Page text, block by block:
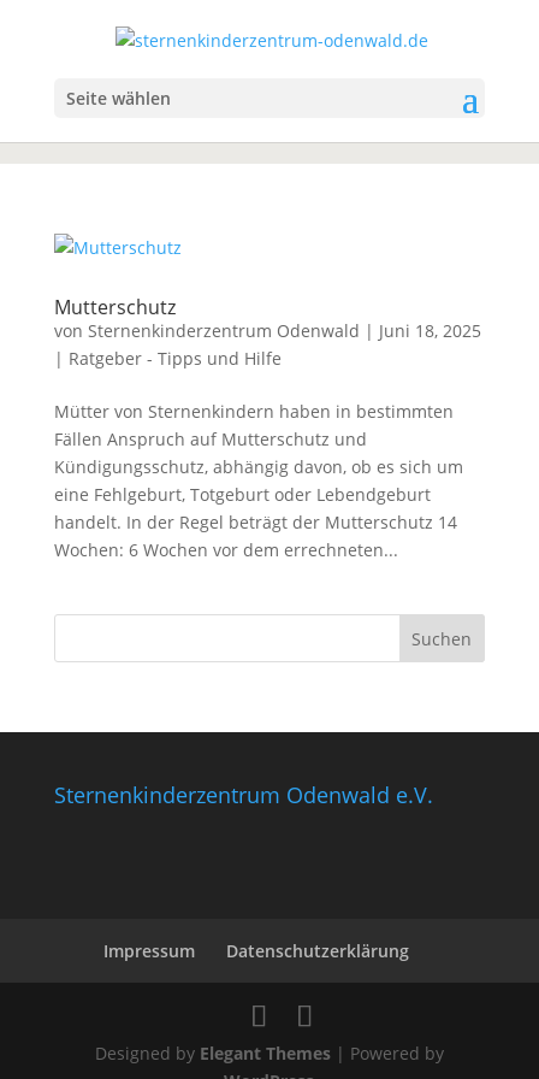
Seite wählen
Mutterschutz
von Sternenkinderzentrum Odenwald | Juni 18, 2025
| Ratgeber - Tipps und Hilfe
Mütter von Sternenkindern haben in bestimmten
Fällen Anspruch auf Mutterschutz und
Kündigungsschutz, abhängig davon, ob es sich um
eine Fehlgeburt, Totgeburt oder Lebendgeburt
handelt. In der Regel beträgt der Mutterschutz 14
Wochen: 6 Wochen vor dem errechneten...
Sternenkinderzentrum Odenwald e.V.
Impressum Datenschutzerklärung
Designed by Elegant Themes| Powered by